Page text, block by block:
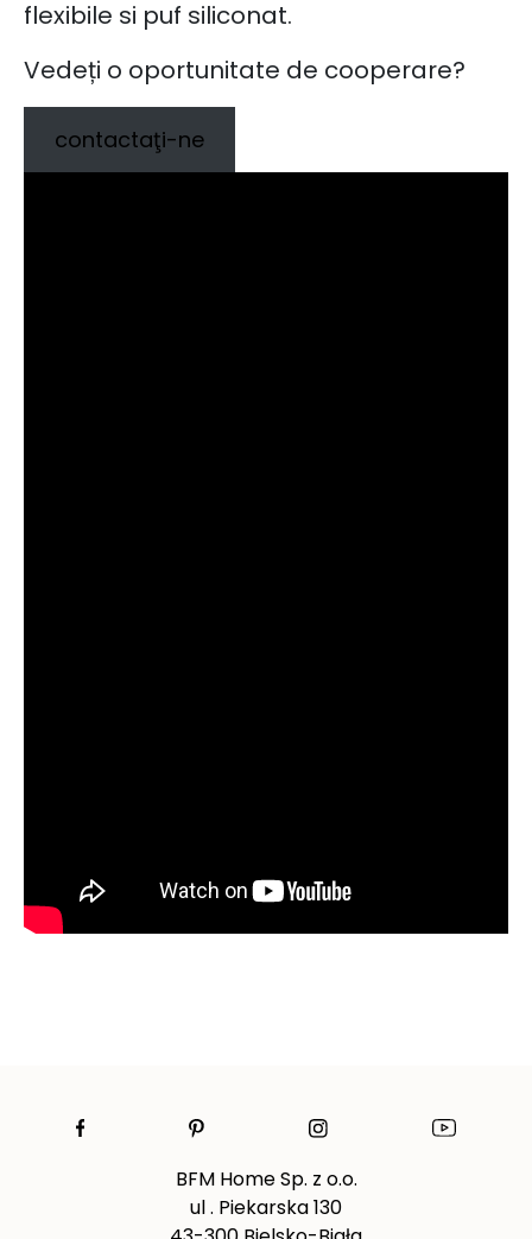
flexibile si puf siliconat.
Vedeți o oportunitate de cooperare?
contactaţi-ne
BFM Home Sp. z o.o.
ul . Piekarska 130